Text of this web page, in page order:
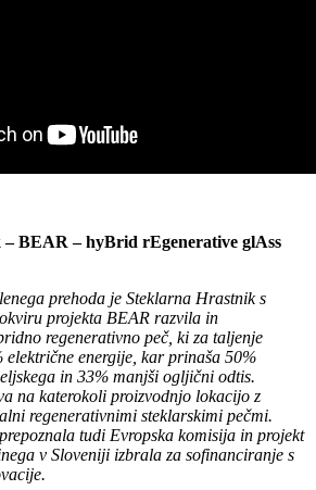
BEAR – hyBrid rEgenerative glAss
prehoda je Steklarna Hrastnik s
projekta BEAR razvila in
regenerativno peč, ki za taljenje
energije, kar prinaša 50%
in 33% manjši ogljični odtis.
na katerokoli proizvodnjo lokacijo z
regenerativnimi steklarskimi pečmi.
tudi Evropska komisija in projekt
v Sloveniji izbrala za sofinanciranje s